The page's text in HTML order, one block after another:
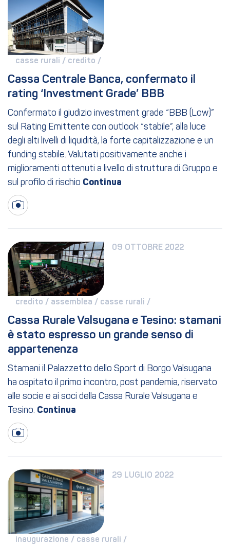
casse rurali / credito /
Cassa Centrale Banca, confermato il
rating ‘Investment Grade’ BBB
Confermato il giudizio investment grade “BBB (Low)”
sul Rating Emittente con outlook “stabile”, alla luce
degli alti livelli di liquidità, la forte capitalizzazione e un
funding stabile. Valutati positivamente anche i
miglioramenti ottenuti a livello di struttura di Gruppo e
sul profilo di rischio
09 OTTOBRE 2022
credito / assemblea / casse rurali /
Cassa Rurale Valsugana e Tesino: stamani
è stato espresso un grande senso di
appartenenza
Stamani il Palazzetto dello Sport di Borgo Valsugana
ha ospitato il primo incontro, post pandemia, riservato
alle socie e ai soci della Cassa Rurale Valsugana e
Tesino.
29 LUGLIO 2022
inaugurazione / casse rurali /